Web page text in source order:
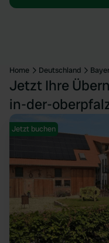
Home Deutschland
Jetzt Ihre
in-der-
Jetzt buchen